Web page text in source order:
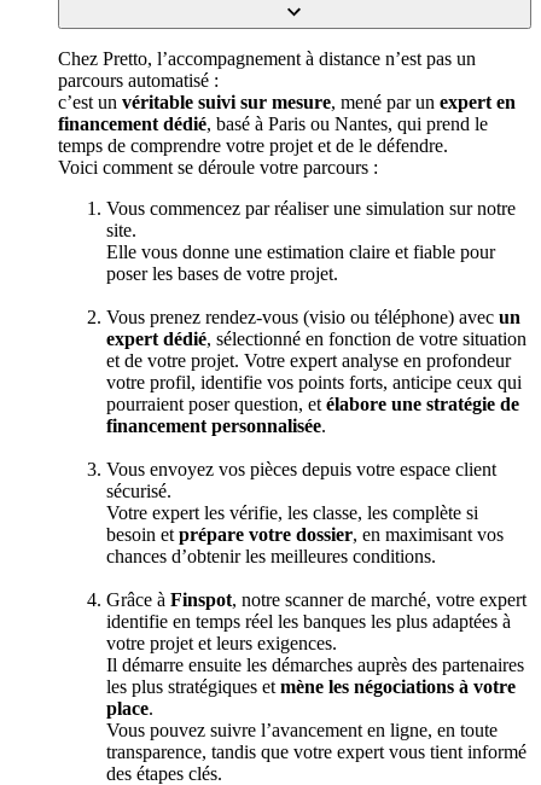
Chez Pretto, l’accompagnement à distance n’est pas un
parcours automatisé :
c’est un véritable suivi sur mesure, mené par un expert en
financement dédié, basé à Paris ou Nantes, qui prend le
temps de comprendre votre projet et de le défendre.
Voici comment se déroule votre parcours :
Vous commencez par réaliser une simulation sur notre
site.
Elle vous donne une estimation claire et fiable pour
poser les bases de votre projet.
Vous prenez rendez-vous (visio ou téléphone) avec un
expert dédié, sélectionné en fonction de votre situation
et de votre projet. Votre expert analyse en profondeur
votre profil, identifie vos points forts, anticipe ceux qui
pourraient poser question, et élabore une stratégie de
financement personnalisée.
Vous envoyez vos pièces depuis votre espace client
sécurisé.
Votre expert les vérifie, les classe, les complète si
besoin et prépare votre dossier, en maximisant vos
chances d’obtenir les meilleures conditions.
Grâce à Finspot, notre scanner de marché, votre expert
identifie en temps réel les banques les plus adaptées à
votre projet et leurs exigences.
Il démarre ensuite les démarches auprès des partenaires
les plus stratégiques et mène les négociations à votre
place.
Vous pouvez suivre l’avancement en ligne, en toute
transparence, tandis que votre expert vous tient informé
des étapes clés.